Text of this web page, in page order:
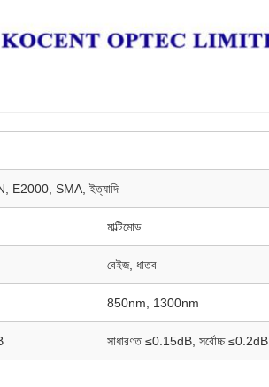
E2000, SMA, ইত্যাদি
মাল্টিমোড
বেইজ, ধাতব
850nm, 1300nm
সাধারণত ≤0.15dB, সর্বোচ্চ ≤0.2dB